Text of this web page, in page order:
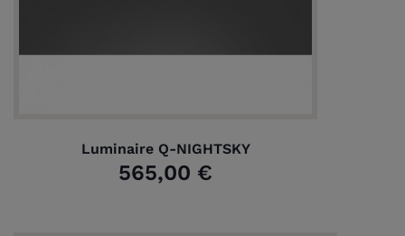
Luminaire Q-NIGHTSKY
565,00 €